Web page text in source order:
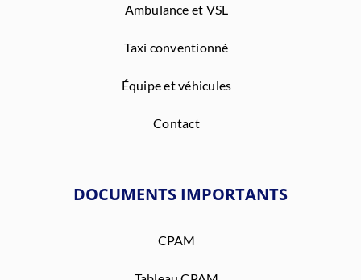
Ambulance et VSL
Taxi conventionné
Équipe et véhicules
Contact
DOCUMENTS IMPORTANTS
CPAM